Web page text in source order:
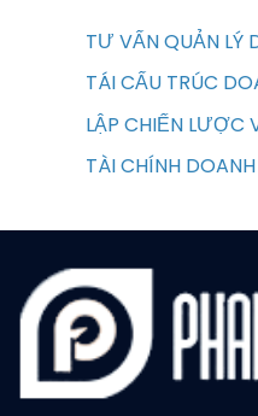
TƯ VẤN QUẢN LÝ
TÁI CẤU TRÚC
LẬP CHIẾN LƯỢC
TÀI CHÍNH